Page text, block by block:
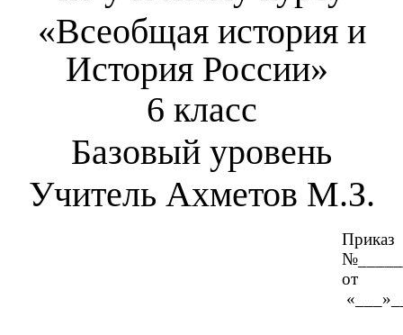
«Всеобщая история и
История России»
6 класс
Базовый уровень
Учитель Ахметов М.З.
Приказ
от